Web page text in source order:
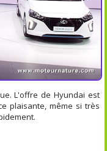
L'offre de Hyundai est
plaisante, même si très